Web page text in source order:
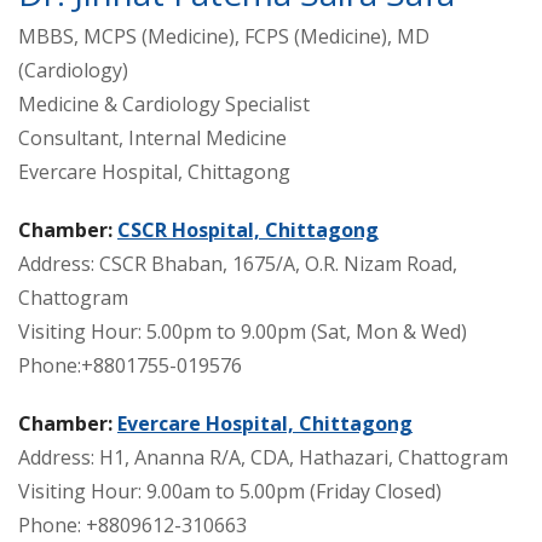
MBBS, MCPS (Medicine), FCPS (Medicine), MD
(Cardiology)
Medicine & Cardiology Specialist
Consultant, Internal Medicine
Evercare Hospital, Chittagong
Chamber: CSCR Hospital, Chittagong
Address: CSCR Bhaban, 1675/A, O.R. Nizam Road,
Chattogram
Visiting Hour: 5.00pm to 9.00pm (Sat, Mon & Wed)
Phone:+8801755-019576
Chamber: Evercare Hospital, Chittagong
Address: H1, Ananna R/A, CDA, Hathazari, Chattogram
Visiting Hour: 9.00am to 5.00pm (Friday Closed)
Phone: +8809612-310663